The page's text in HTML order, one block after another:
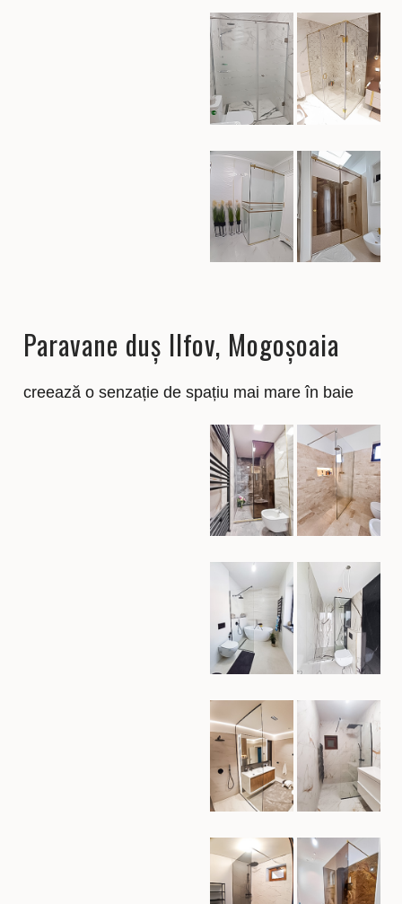
Paravane duș Ilfov, Mogoșoaia
creează o senzație de spațiu mai mare în baie